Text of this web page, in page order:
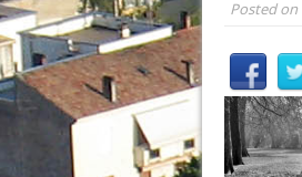
Posted on